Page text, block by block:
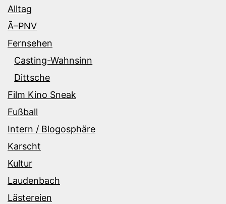
Alltag
Ã–PNV
Fernsehen
Casting-Wahnsinn
Dittsche
Film Kino Sneak
Fußball
Intern / Blogosphäre
Karscht
Kultur
Laudenbach
Lästereien